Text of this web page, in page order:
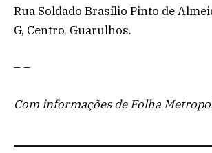
Rua Soldado Brasílio Pinto de
G, Centro, Guarulhos.
– –
Com informações de Folha